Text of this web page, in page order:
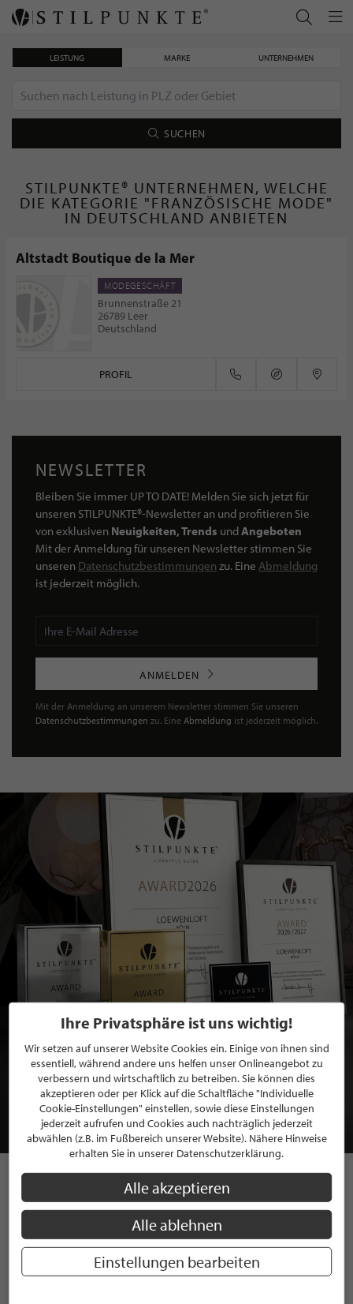
LEISTUNG MARKE UNTERNEHMEN
SUCHEN
STILPUNKTE® UNTERNEHMEN, WELCHE
DIE KATEGORIE "FRANZÖSISCHE MODE"
IN DEUTSCHLAND ANBIETEN
Altstadt Boutique de la Mer
MODEGESCHÄFT
Brunnenstraße 21
26789 Leer
Deutschland
PROFIL
NEWSLETTER
Bleiben Sie immer UP TO DATE! Melden Sie sich jetzt für
unseren STILPUNKTE®-Newsletter an und profitieren Sie
von exklusiven Neuigkeiten, Trends undAngeboten
Mit der Anmeldung für unseren Newsletter stimmen Sie
unseren Datenschutzbestimmungen zu. Eine Abmeldung
ist jederzeit möglich.
ANMELDEN
Mit der Anmeldung an unserem Newsletter stimmen Sie unseren
Datenschutzbestimmungen zu. Eine Abmeldung ist jederzeit möglich.
BEWERBEN SIE SICH FÜR EINE GRATIS
MITGLIEDSCHAFT BEI STILPUNKTE®
JETZT GRATIS BEWERBEN
STILPUNKTE AUF
INSTAGRAM
Ihre Privatsphäre ist uns wichtig!
Wir setzen auf unserer Website Cookies ein. Einige von ihnen sind
essentiell, während andere uns helfen unser Onlineangebot zu
verbessern und wirtschaftlich zu betreiben. Sie können dies
akzeptieren oder per Klick auf die Schaltfläche "Individuelle
Cookie-Einstellungen" einstellen, sowie diese Einstellungen
jederzeit aufrufen und Cookies auch nachträglich jederzeit
abwählen (z.B. im Fußbereich unserer Website). Nähere Hinweise
erhalten Sie in unserer Datenschutzerklärung.
Alle akzeptieren
Alle ablehnen
Einstellungen bearbeiten